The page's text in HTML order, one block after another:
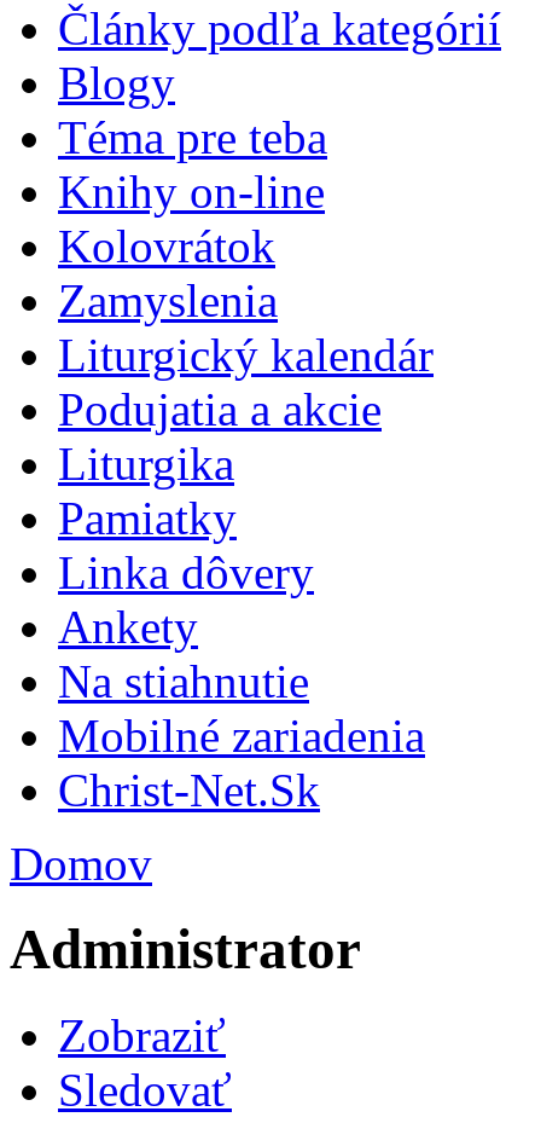
Články podľa kategórií
Blogy
Téma pre teba
Knihy on-line
Kolovrátok
Zamyslenia
Liturgický kalendár
Podujatia a akcie
Liturgika
Pamiatky
Linka dôvery
Ankety
Na stiahnutie
Mobilné zariadenia
Christ-Net.Sk
Domov
Administrator
Zobraziť
Sledovať